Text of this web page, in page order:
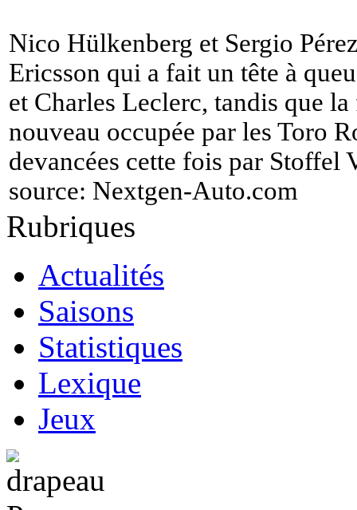
Nico Hülkenberg et Sergio
Ericsson qui a fait un tête à
et Charles Leclerc, tandis que
nouveau occupée par les Toro
devancées cette fois par Stoffel
source: Nextgen-Auto.com
Rubriques
Actualités
Saisons
Statistiques
Lexique
Jeux